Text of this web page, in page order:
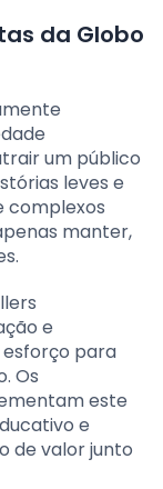
da Globo
um público
leves e
complexos
manter,
e
para
Os
este
e
de valor junto